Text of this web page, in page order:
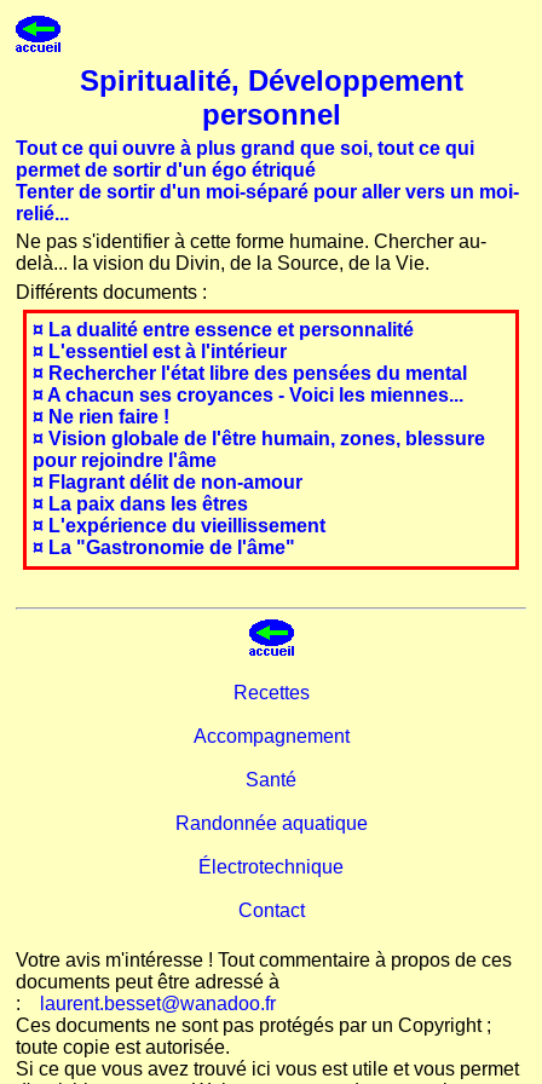
Spiritualité, Développement
personnel
Tout ce qui ouvre à plus grand que soi, tout ce qui
permet de sortir d'un égo étriqué
Tenter de sortir d'un moi-séparé pour aller vers un moi-
relié...
Ne pas s'identifier à cette forme humaine. Chercher au-
delà... la vision du Divin, de la Source, de la Vie.
Différents documents :
¤ La dualité entre essence et personnalité
¤ L'essentiel est à l'intérieur
¤ Rechercher l'état libre des pensées du mental
¤ A chacun ses croyances - Voici les miennes...
¤ Ne rien faire !
¤ Vision globale de l'être humain, zones, blessure
pour rejoindre l'âme
¤ Flagrant délit de non-amour
¤ La paix dans les êtres
¤ L'expérience du vieillissement
¤ La "Gastronomie de l'âme"
Recettes
Accompagnement
Santé
Randonnée aquatique
Électrotechnique
Contact
Votre avis m'intéresse ! Tout commentaire à propos de ces
documents peut être adressé à
:
laurent.besset@wanadoo.fr
Ces documents ne sont pas protégés par un Copyright ;
toute copie est autorisée.
Si ce que vous avez trouvé ici vous est utile et vous permet